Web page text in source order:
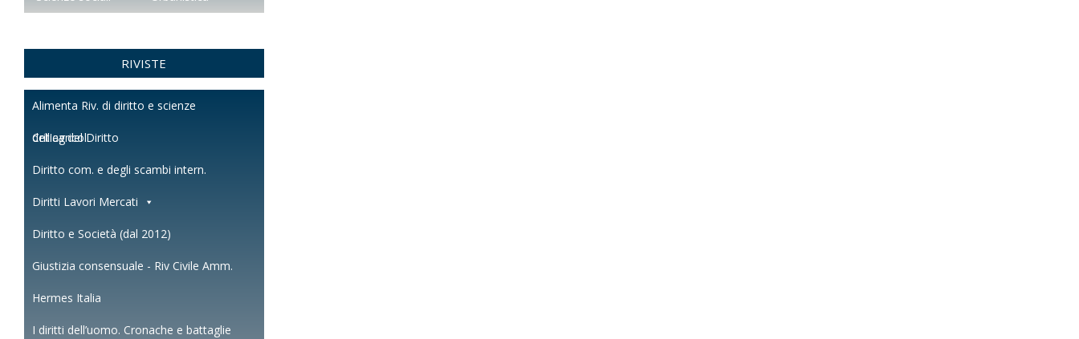
RIVISTE
Alimenta Riv. di diritto e scienze
dell'agricol.
Critica del Diritto
Diritto com. e degli scambi intern.
Diritti Lavori Mercati
Diritto e Società (dal 2012)
Giustizia consensuale - Riv Civile Amm.
Hermes Italia
I diritti dell’uomo. Cronache e battaglie